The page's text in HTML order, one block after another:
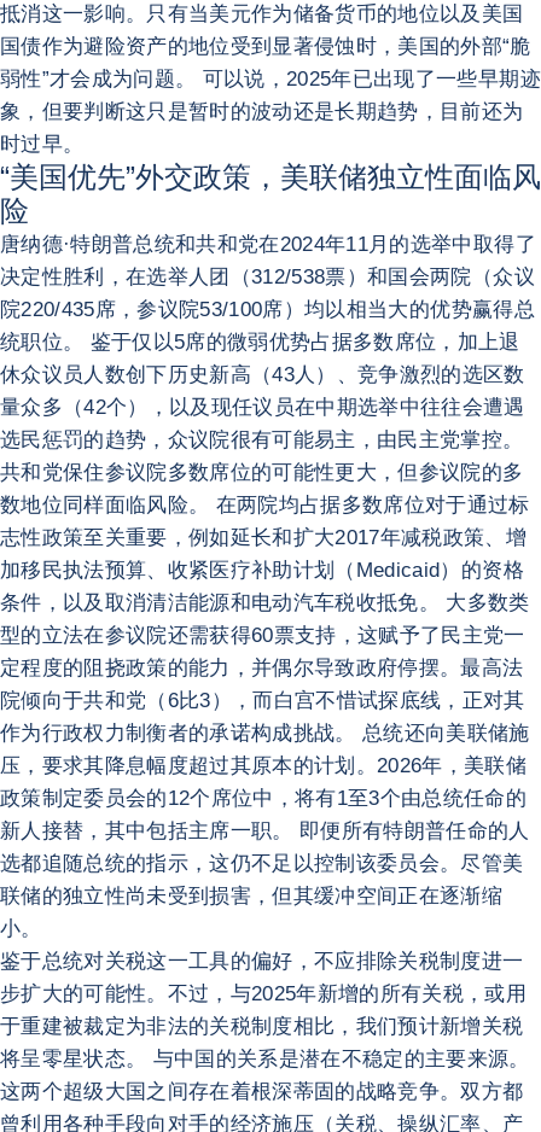
抵消这一影响。只有当美元作为储备货币的地位以及美国
国债作为避险资产的地位受到显著侵蚀时，美国的外部“脆
弱性”才会成为问题。 可以说，2025年已出现了一些早期迹
象，但要判断这只是暂时的波动还是长期趋势，目前还为
时过早。
“美国优先”外交政策，美联储独立性面临风
险
唐纳德·特朗普总统和共和党在2024年11月的选举中取得了
决定性胜利，在选举人团（312/538票）和国会两院（众议
院220/435席，参议院53/100席）均以相当大的优势赢得总
统职位。 鉴于仅以5席的微弱优势占据多数席位，加上退
休众议员人数创下历史新高（43人）、竞争激烈的选区数
量众多（42个），以及现任议员在中期选举中往往会遭遇
选民惩罚的趋势，众议院很有可能易主，由民主党掌控。
共和党保住参议院多数席位的可能性更大，但参议院的多
数地位同样面临风险。 在两院均占据多数席位对于通过标
志性政策至关重要，例如延长和扩大2017年减税政策、增
加移民执法预算、收紧医疗补助计划（Medicaid）的资格
条件，以及取消清洁能源和电动汽车税收抵免。 大多数类
型的立法在参议院还需获得60票支持，这赋予了民主党一
定程度的阻挠政策的能力，并偶尔导致政府停摆。最高法
院倾向于共和党（6比3），而白宫不惜试探底线，正对其
作为行政权力制衡者的承诺构成挑战。 总统还向美联储施
压，要求其降息幅度超过其原本的计划。2026年，美联储
政策制定委员会的12个席位中，将有1至3个由总统任命的
新人接替，其中包括主席一职。 即便所有特朗普任命的人
选都追随总统的指示，这仍不足以控制该委员会。尽管美
联储的独立性尚未受到损害，但其缓冲空间正在逐渐缩
小。
鉴于总统对关税这一工具的偏好，不应排除关税制度进一
步扩大的可能性。不过，与2025年新增的所有关税，或用
于重建被裁定为非法的关税制度相比，我们预计新增关税
将呈零星状态。 与中国的关系是潜在不稳定的主要来源。
这两个超级大国之间存在着根深蒂固的战略竞争。双方都
曾利用各种手段向对手的经济施压（关税、操纵汇率、产